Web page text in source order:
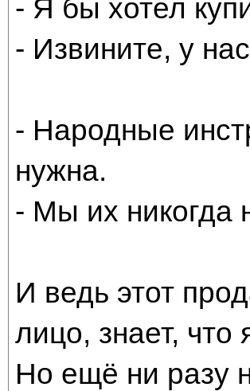
- Я бы хотел
- Извините, у
- Народные
нужна.
- Мы их никогда
И ведь этот
лицо, знает, что
Но ещё ни разу